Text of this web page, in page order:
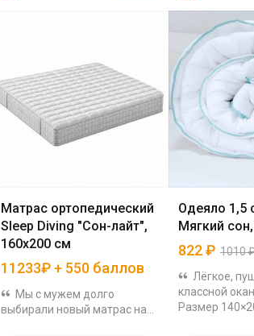
Матрас ортопедический
Sleep Diving "Сон-лайт",
160x200 см
11233₽ + 550 баллов
Мы с мужем долго
выбирали новый матрас на
Одеяло 1,5
Мягкий
822₽ 1010
Лёгкое,
классной
Размер